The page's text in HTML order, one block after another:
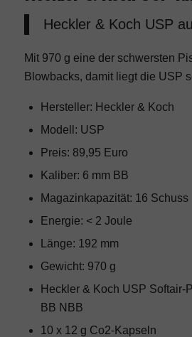
Heckler & Koch USP
Mit 970 g eine der schwersten
Blowbacks, damit liegt die USP
Hersteller: Heckler & Koch
Modell: USP
Preis: 89,95 Euro
Kaliber: 6 mm BB
Magazinkapazität: 16 Schuss
Energie: < 2 Joule
Länge: 192 mm
Gewicht: 970 g
Heckler & Koch USP Softair-
BB NBB
10 x 12 g Co2-Kapseln